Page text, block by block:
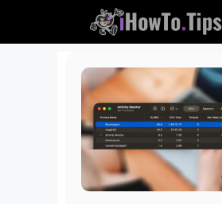
innehåll